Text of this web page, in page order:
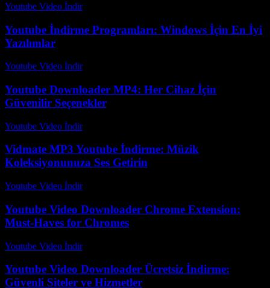
Youtube Video İndir-
Youtube İndirme Programları: Windows İçin En İyi
Yazılımlar
Youtube Video İndir-
Youtube Downloader MP4: Her Cihaz İçin
Güvenilir Seçenekler
Youtube Video İndir-
Vidmate MP3 Youtube İndirme: Müzik
Koleksiyonunuza Ses Getirin
Youtube Video İndir-
Youtube Video Downloader Chrome Extension:
Must-Haves for Chromes
Youtube Video İndir-
Youtube Video Downloader Ücretsiz İndirme:
Güvenli Siteler ve Hizmetler